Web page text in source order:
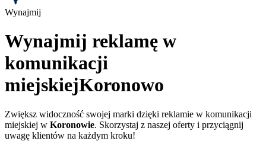
Wynajmij
Wynajmij reklamę w
komunikacji
miejskiejKoronowo
Zwiększ widoczność swojej marki dzięki reklamie w komunikacji
miejskiej w Koronowie. Skorzystaj z naszej oferty i przyciągnij
uwagę klientów na każdym kroku!